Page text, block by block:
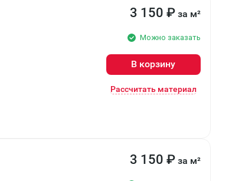
3 150 ₽ за м²
Можно заказать
В корзину
Рассчитать материал
3 150 ₽ за м²